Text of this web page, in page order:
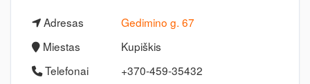
Adresas
Gedimino g. 67
Miestas
Kupiškis
Telefonai
+370-459-35432